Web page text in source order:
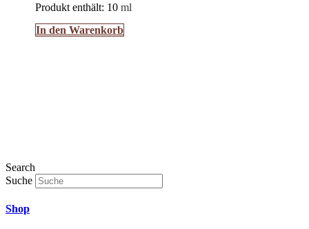
Produkt enthält: 10ml
In den Warenkorb
Search
Suche
Shop